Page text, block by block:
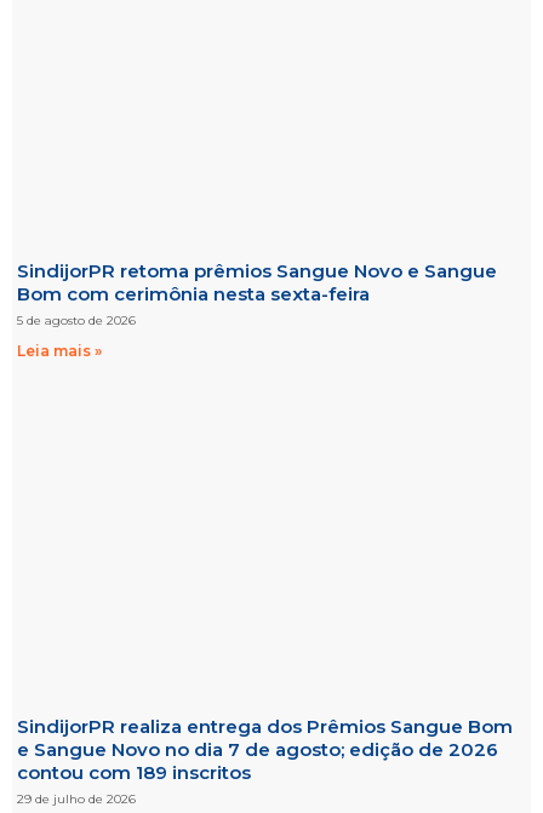
SindijorPR retoma prêmios Sangue Novo e Sangue
Bom com cerimônia nesta sexta-feira
5 de agosto de 2026
Leia mais »
SindijorPR realiza entrega dos Prêmios Sangue Bom
e Sangue Novo no dia 7 de agosto; edição de 2026
contou com 189 inscritos
29 de julho de 2026